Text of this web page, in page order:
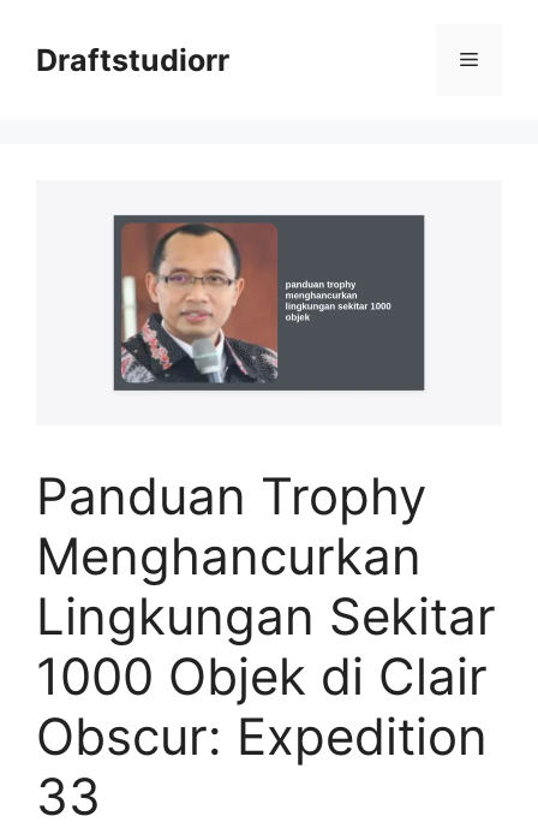
contentDraftstudiorr Menu
Panduan Trophy
Menghancurkan
Lingkungan Sekitar
1000 Objek di Clair
Obscur: Expedition
33